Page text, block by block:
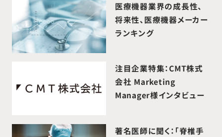
届けたい思いから転職活
動を開始。医療機器メーカ
ーへ転職成功。
医療機器業界の成長性、
将来性、医療機器メーカー
ランキング
注目企業特集：CMT株式
会社 Marketing
Manager様インタビュー
著名医師に聞く：「脊椎手